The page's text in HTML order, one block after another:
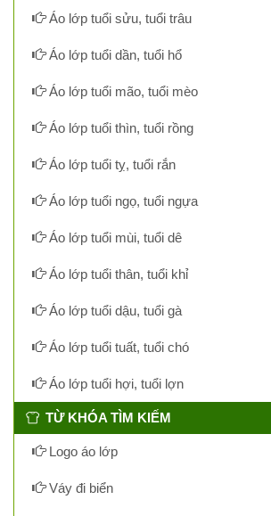
Áo lớp tuổi sửu, tuổi trâu
Áo lớp tuổi dần, tuổi hổ
Áo lớp tuổi mão, tuổi mèo
Áo lớp tuổi thìn, tuổi rồng
Áo lớp tuổi tỵ, tuổi rắn
Áo lớp tuổi ngọ, tuổi ngựa
Áo lớp tuổi mùi, tuổi dê
Áo lớp tuổi thân, tuổi khỉ
Áo lớp tuổi dậu, tuổi gà
Áo lớp tuổi tuất, tuổi chó
Áo lớp tuổi hợi, tuổi lợn
TỪ KHÓA TÌM KIẾM
Logo áo lớp
Váy đi biển